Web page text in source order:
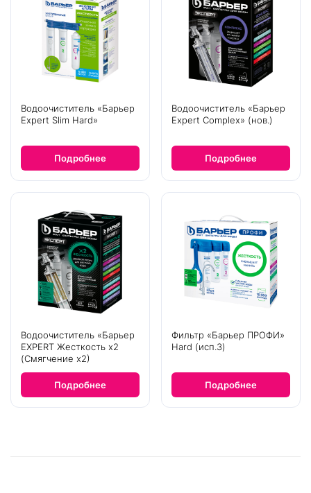
Водоочиститель «Барьер
Expert Slim Hard»
Подробнее
Водоочиститель «Барьер
Expert Complex» (нов.)
Подробнее
Водоочиститель «Барьер
EXPERT Жесткость х2
(Смягчение х2)
Подробнее
Фильтр «Барьер ПРОФИ»
Hard (исп.3)
Подробнее